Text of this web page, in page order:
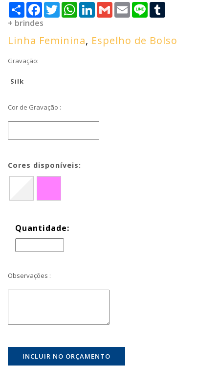
Compartilhar
Facebook
TwitterWhatsApp
LinkedIn
GmailEmailLine
+ brindes
Linha Feminina, Espelho de Bolso
Gravação:
Silk
Cor de Gravação :
Cores disponíveis:
Quantidade:
Observações :